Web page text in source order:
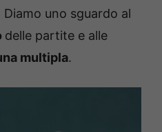
Diamo uno sguardo al
delle partite e alle
multipla.